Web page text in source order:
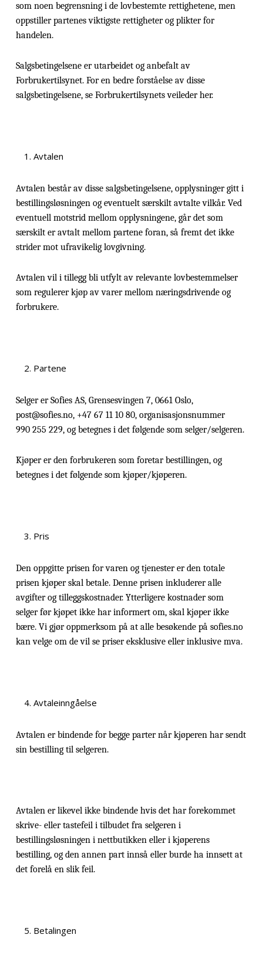
som noen begrensning i de lovbestemte rettighetene, men
oppstiller partenes viktigste rettigheter og plikter for
handelen.
Salgsbetingelsene er utarbeidet og anbefalt av
Forbrukertilsynet. For en bedre forståelse av disse
salgsbetingelsene, se Forbrukertilsynets veileder her.
Avtalen
Avtalen består av disse salgsbetingelsene, opplysninger gitt i
bestillingsløsningen og eventuelt særskilt avtalte vilkår. Ved
eventuell motstrid mellom opplysningene, går det som
særskilt er avtalt mellom partene foran, så fremt det ikke
strider mot ufravikelig lovgivning.
Avtalen vil i tillegg bli utfylt av relevante lovbestemmelser
som regulerer kjøp av varer mellom næringsdrivende og
forbrukere.
Partene
Selger er Sofies AS, Grensesvingen 7, 0661 Oslo,
post@sofies.no, +47 67 11 10 80, organisasjonsnummer
990 255 229, og betegnes i det følgende som selger/selgeren.
Kjøper er den forbrukeren som foretar bestillingen, og
betegnes i det følgende som kjøper/kjøperen.
Pris
Den oppgitte prisen for varen og tjenester er den totale
prisen kjøper skal betale. Denne prisen inkluderer alle
avgifter og tilleggskostnader. Ytterligere kostnader som
selger før kjøpet ikke har informert om, skal kjøper ikke
bære. Vi gjør oppmerksom på at alle besøkende på sofies.no
kan velge om de vil se priser eksklusive eller inklusive mva.
Avtaleinngåelse
Avtalen er bindende for begge parter når kjøperen har sendt
sin bestilling til selgeren.
Avtalen er likevel ikke bindende hvis det har forekommet
skrive- eller tastefeil i tilbudet fra selgeren i
bestillingsløsningen i nettbutikken eller i kjøperens
bestilling, og den annen part innså eller burde ha innsett at
det forelå en slik feil.
Betalingen